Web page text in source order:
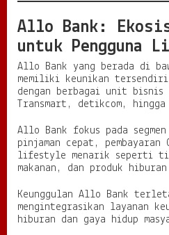
Allo Bank:
untuk Pengguna
Allo Bank yang berada di
memiliki keunikan
dengan berbagai unit bisnis
Transmart, detikcom,
Allo Bank fokus pada
pinjaman cepat, pembayaran
lifestyle menarik seperti
makanan, dan produk
Keunggulan Allo Bank
mengintegrasikan layanan
hiburan dan gaya hidup